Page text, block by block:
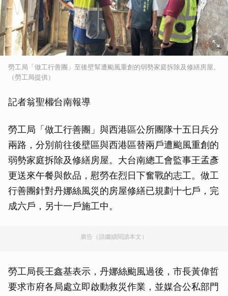
勞工局「做工行善團」至後壁幫遭颱風重創的弱勢家庭拆除及修繕房屋。
（勞工局提供）
記者翁聖權∕台南報導
勞工局「做工行善團」與西港區公所團隊十五日兵分
兩路，分別前往後壁區與西港區替兩戶遭颱風重創的
弱勢家庭拆除及修繕房屋。大台南總工會監事王孟彥
更送來午餐與飲品，慰勞在烈日下奮戰的志工。做工
行善團針對丹娜絲風災的房屋修繕已規劃十七戶，完
成六戶，另十一戶施工中。
廣告（請繼續閱讀本文）
勞工局長王鑫基表示，丹娜絲颱風過後，市長黃偉哲
要求市府各局處立即啟動救災作業，並媒合公私部門